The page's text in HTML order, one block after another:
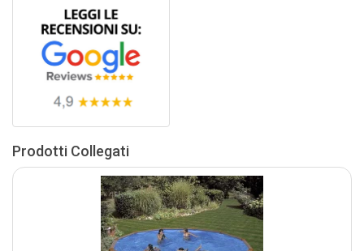
Prodotti Collegati